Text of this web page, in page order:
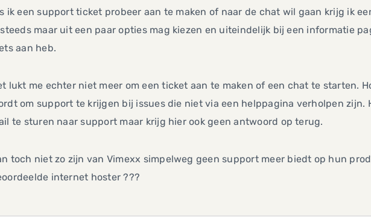
ik een support ticket probeer aan te maken of naar de chat wil gaan krijg ik
maar uit een paar opties mag kiezen en uiteindelijk bij een informatie
aan heb.
lukt me echter niet meer om een ticket aan te maken of een chat te starten.
om support te krijgen bij issues die niet via een helppagina verholpen zijn.
te sturen naar support maar krijg hier ook geen antwoord op terug.
toch niet zo zijn van Vimexx simpelweg geen support meer biedt op hun
internet hoster ???